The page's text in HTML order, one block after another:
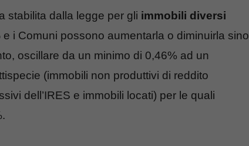
stabilita dalla legge per gli immobili diversi
e i Comuni possono aumentarla o diminuirla sino
oscillare da un minimo di 0,46% ad un
(immobili non produttivi di reddito
dell’IRES e immobili locati) per le quali